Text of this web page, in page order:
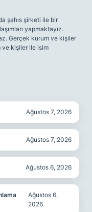
şahıs şirketi ile bir
yapmaktayız.
Gerçek kurum ve kişiler
ve kişiler ile isim
Ağustos 7, 2026
Ağustos 7, 2026
Ağustos 6, 2026
Ağustos 6,
2026